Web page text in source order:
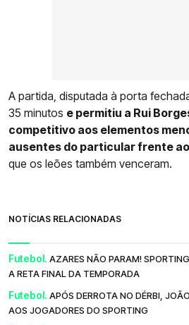
A partida, disputada à porta
35 minutos e permitiu a Rui
competitivo aos elementos
ausentes do particular frente
que os leões também venceram.
NOTÍCIAS RELACIONADAS
Futebol. AZARES NÃO PARAM!
A RETA FINAL DA TEMPORADA
Futebol. APÓS DERROTA NO DÉRBI,
AOS JOGADORES DO SPORTING